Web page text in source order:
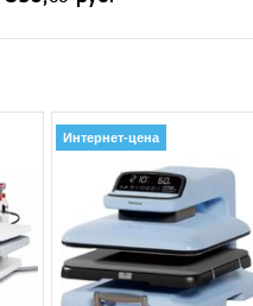
Интернет-цена